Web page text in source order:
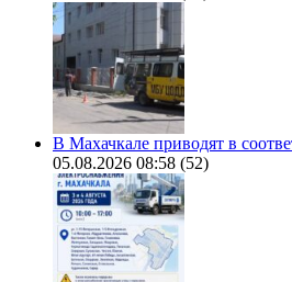
В Махачкале приводят в
05.08.2026 08:58 (52)